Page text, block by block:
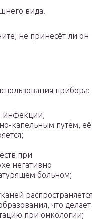
вида.
не принесёт ли он
прибора:
инфекции,
капельным путём, её
при
негативно
больном;
распространяется
что делает
при онкологии;